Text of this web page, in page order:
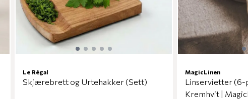
Le Régal
Skjærebrett og Urtehakker (Sett)
MagicLinen
Linservietter (6-
Kremhvit |